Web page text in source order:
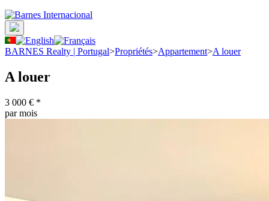
BARNES Realty | Portugal>Propriétés>Appartement>A louer
A louer
3 000 € *
par mois